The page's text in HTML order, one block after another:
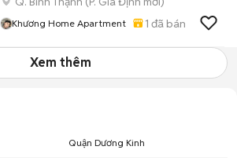
Khương Home Apartment 1 đã bán
Xem thêm
Quận Dương Kinh